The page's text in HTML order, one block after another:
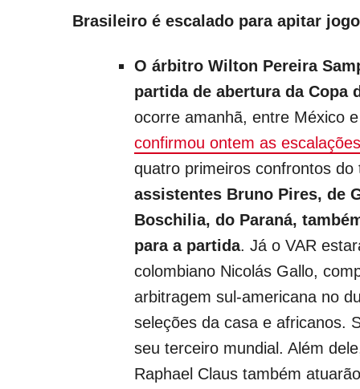
Brasileiro é escalado para apitar
O árbitro Wilton Pereira
partida de abertura da Copa
ocorre amanhã, entre México
confirmou ontem as escalações
quatro primeiros confrontos
assistentes Bruno Pires, de
Boschilia, do Paraná,
para a partida. Já o VAR
colombiano Nicolás Gallo,
arbitragem sul-americana no
seleções da casa e africanos.
seu terceiro mundial. Além
Raphael Claus também